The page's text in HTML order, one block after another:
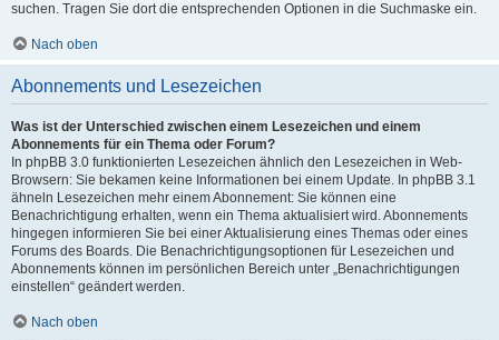
suchen. Tragen Sie dort die entsprechenden Optionen in die Suchmaske ein.
Nach oben
Abonnements und Lesezeichen
Was ist der Unterschied zwischen einem Lesezeichen und einem
Abonnements für ein Thema oder Forum?
In phpBB 3.0 funktionierten Lesezeichen ähnlich den Lesezeichen in Web-
Browsern: Sie bekamen keine Informationen bei einem Update. In phpBB 3.1
ähneln Lesezeichen mehr einem Abonnement: Sie können eine
Benachrichtigung erhalten, wenn ein Thema aktualisiert wird. Abonnements
hingegen informieren Sie bei einer Aktualisierung eines Themas oder eines
Forums des Boards. Die Benachrichtigungsoptionen für Lesezeichen und
Abonnements können im persönlichen Bereich unter „Benachrichtigungen
einstellen“ geändert werden.
Nach oben